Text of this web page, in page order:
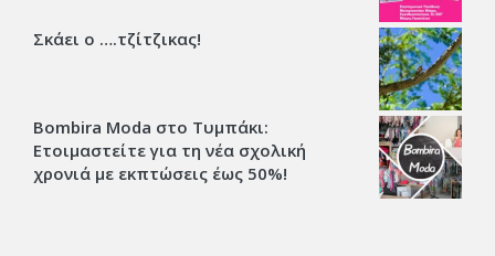
Σκάει ο ….τζίτζικας!
Bombira Moda στο Τυμπάκι:
Ετοιμαστείτε για τη νέα σχολική
χρονιά με εκπτώσεις έως 50%!